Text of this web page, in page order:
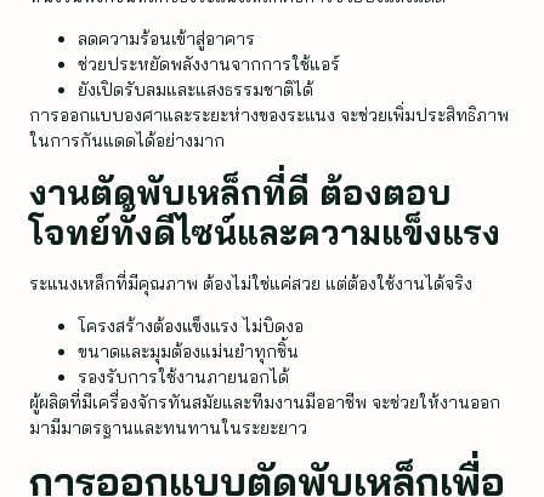
ลดความร้อนเข้าสู่อาคาร
ช่วยประหยัดพลังงานจากการใช้แอร์
ยังเปิดรับลมและแสงธรรมชาติได้
การออกแบบองศาและระยะห่างของระแนง จะช่วยเพิ่มประสิทธิภาพ
ในการกันแดดได้อย่างมาก
งานตัดพับเหล็กที่ดี ต้องตอบ
โจทย์ทั้งดีไซน์และความแข็งแรง
ระแนงเหล็กที่มีคุณภาพ ต้องไม่ใช่แค่สวย แต่ต้องใช้งานได้จริง
โครงสร้างต้องแข็งแรง ไม่บิดงอ
ขนาดและมุมต้องแม่นยำทุกชิ้น
รองรับการใช้งานภายนอกได้
ผู้ผลิตที่มีเครื่องจักรทันสมัยและทีมงานมืออาชีพ จะช่วยให้งานออก
มามีมาตรฐานและทนทานในระยะยาว
การออกแบบตัดพับเหล็กเพื่อ